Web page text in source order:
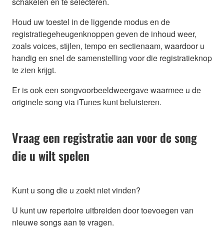
Houd uw toestel in de liggende modus en de
registratiegeheugenknoppen geven de inhoud weer,
zoals voices, stijlen, tempo en sectienaam, waardoor u
handig en snel de samenstelling voor die registratieknop
te zien krijgt.
Er is ook een songvoorbeeldweergave waarmee u de
originele song via iTunes kunt beluisteren.
Vraag een registratie aan voor de song
die u wilt spelen
Kunt u song die u zoekt niet vinden?
U kunt uw repertoire uitbreiden door toevoegen van
nieuwe songs aan te vragen.